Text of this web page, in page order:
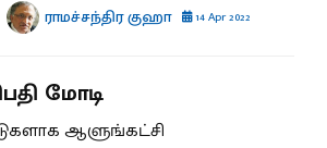
ராமச்சந்திர குஹா 14 Apr 2022
மோடி
ஆளுங்கட்சி